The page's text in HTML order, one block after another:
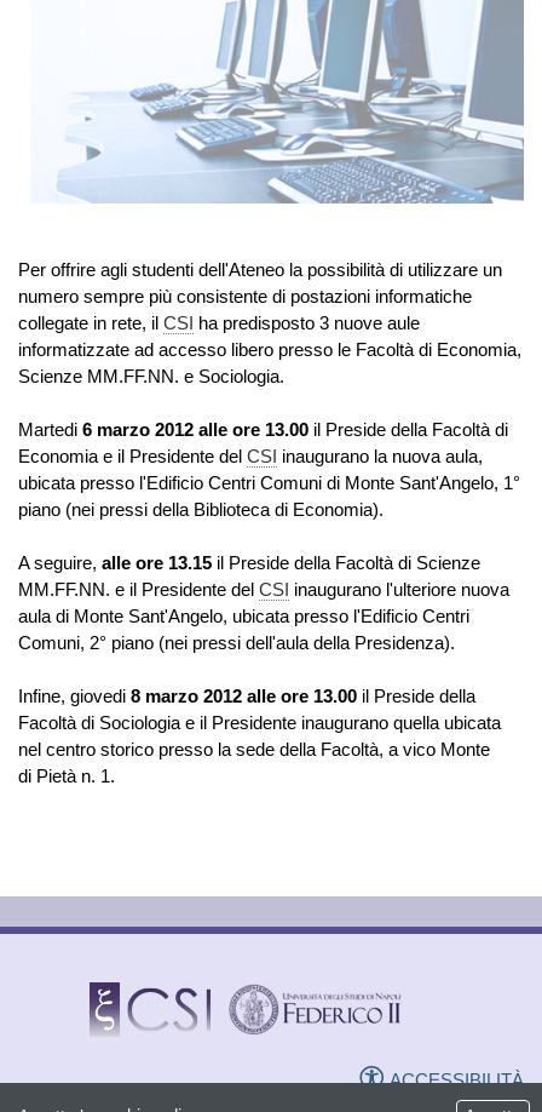
Per offrire agli studenti dell'Ateneo la possibilità di utilizzare un
numero sempre più consistente di postazioni informatiche
collegate in rete, il CSI ha predisposto 3 nuove aule
informatizzate ad accesso libero presso le Facoltà di Economia,
Scienze MM.FF.NN. e Sociologia.
Martedi 6 marzo 2012 alle ore 13.00 il Preside della Facoltà di
Economia e il Presidente del CSI inaugurano la nuova aula,
ubicata presso l'Edificio Centri Comuni di Monte Sant'Angelo, 1°
piano (nei pressi della Biblioteca di Economia).
A seguire, alle ore 13.15 il Preside della Facoltà di Scienze
MM.FF.NN. e il Presidente del CSI inaugurano l'ulteriore nuova
aula di Monte Sant'Angelo, ubicata presso l'Edificio Centri
Comuni, 2° piano (nei pressi dell'aula della Presidenza).
Infine, giovedi 8 marzo 2012 alle ore 13.00 il Preside della
Facoltà di Sociologia e il Presidente inaugurano quella ubicata
nel centro storico presso la sede della Facoltà, a vico Monte
di Pietà n. 1.
ACCESSIBILITÀ